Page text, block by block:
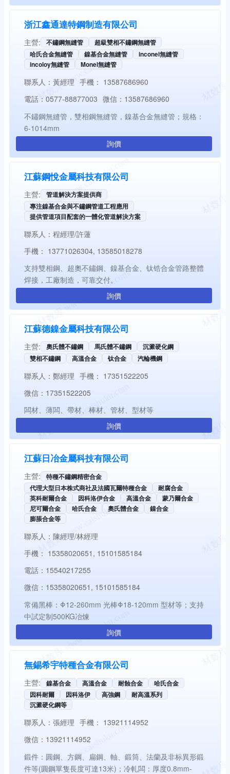
浙江鑫通達特鋼制造有限公司
主營: 不鏽鋼無縫管
超級雙相不鏽鋼無縫管
哈氏合金無縫管
鎳基合金無縫管
inconel無縫管
incoloy無縫管
Monel無縫管
聯系人： 黃經理 手機： 13587686960
電話： 0577-88877003 微信： 13587686960
不鏽鋼無縫管，雙相鋼無縫管，鎳基合金無縫管；規格：
6-1014mm
詢價
江蘇鋼悅金屬科技有限公司
主營:
管道解決方案提供商
專注鎳基合金與不鏽鋼管道工程應用
提供管道項目配套的一體化管道解決方案
聯系人： 程經理/許蓮
手機： 13771026304, 13585018278
支持雙相鋼、超奧不鏽鋼、鎳基合金、钛锆合金管路整體
焊接，工廠制造，可靠交付。
詢價
江蘇德鎳金屬科技有限公司
主營: 奧氏體不鏽鋼 馬氏體不鏽鋼
沉澱硬化鋼
雙相不鏽鋼
高溫合金 钛合金 汽輪機鋼
聯系人： 鄭經理 手機： 17351522205
微信： 17351522205
闆材、薄闆、帶材、棒材、管材、型材等
詢價
江蘇日冶金屬科技有限公司
主營:
特種不鏽鋼精密合金
代理大型日本株式商社及法國瓦爾特種合金
耐腐合金
英科耐爾合金
因科洛伊合金 高溫合金
蒙乃爾合金
尼可爾合金
哈氏合金 奧氏體合金
鎳合金
膨脹合金等
聯系人： 陳經理/林經理
手機： 15358020651, 15101585184
電話： 15540217255
微信： 15358020651, 15101585184
常備黑棒：Φ12-260mm 光棒Φ18-120mm 型材等；支持
中試定制500KG冶煉
詢價
無錫希宇特種合金有限公司
主營: 鎳基合金 高溫合金 耐蝕合金
哈氏合金
因科耐爾
因科洛伊 高強鋼
耐高溫系列
沉澱硬化鋼等
聯系人： 張經理 手機： 13921114952
微信： 13921114952
鍛件：圓鋼、方鋼、扁鋼、軸、鍛筒、法蘭及非标異形鍛
件等(圓鋼單隻長度可達13米)；冷軋闆：厚度0.8mm-